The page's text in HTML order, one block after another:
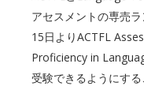
アセスメントの専売
15日よりACTFL
Proficiency in
受験できるようにす